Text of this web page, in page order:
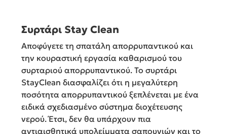
Συρτάρι Stay Clean
Αποφύγετε τη σπατάλη απορρυπαντικού και
την κουραστική εργασία καθαρισμού του
συρταριού απορρυπαντικού. Το συρτάρι
StayClean διασφαλίζει ότι η μεγαλύτερη
ποσότητα απορρυπαντικού ξεπλένεται με ένα
ειδικά σχεδιασμένο σύστημα διοχέτευσης
νερού. Έτσι, δεν θα υπάρχουν πια
αντιαισθητικά υπολείμματα σαπουνιών και το